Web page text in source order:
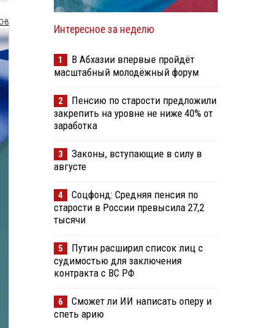
8
Интересное за неделю
1
В Абхазии впервые пройдёт
масштабный молодёжный форум
2
Пенсию по старости предложили
закрепить на уровне не ниже 40% от
заработка
3
Законы, вступающие в силу в
августе
4
Соцфонд: Средняя пенсия по
старости в России превысила 27,2
тысячи
5
Путин расширил список лиц с
судимостью для заключения
контракта с ВС РФ
6
Сможет ли ИИ написать оперу и
спеть арию